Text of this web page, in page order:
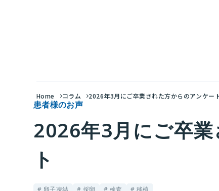
Home コラム 2026年3月にご卒業された方からのアンケー
患者様のお声
2026年3月にご卒
ト
# 卵子凍結 # 採卵 # 検査 # 移植